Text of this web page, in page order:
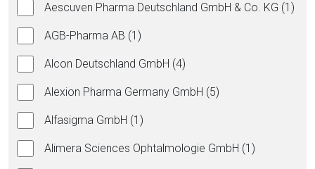
Aescuven Pharma Deutschland GmbH & Co. KG (1)
AGB-Pharma AB (1)
Alcon Deutschland GmbH (4)
Alexion Pharma Germany GmbH (5)
Alfasigma GmbH (1)
Alimera Sciences Ophtalmologie GmbH (1)